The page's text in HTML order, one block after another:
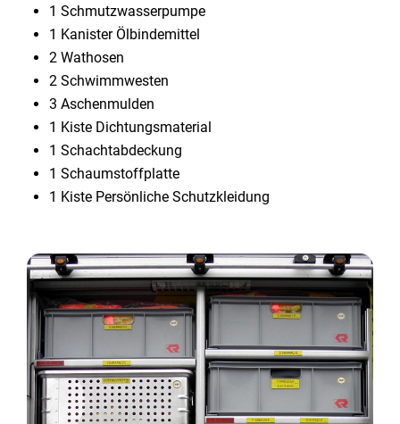
1 Schmutzwasserpumpe
1 Kanister Ölbindemittel
2 Wathosen
2 Schwimmwesten
3 Aschenmulden
1 Kiste Dichtungsmaterial
1 Schachtabdeckung
1 Schaumstoffplatte
1 Kiste Persönliche Schutzkleidung